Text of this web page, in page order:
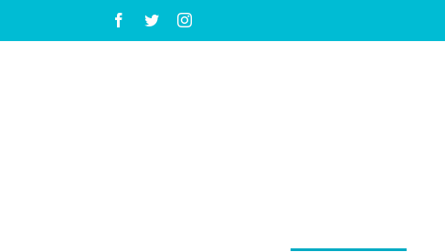
Facebook
TwitterInstagram